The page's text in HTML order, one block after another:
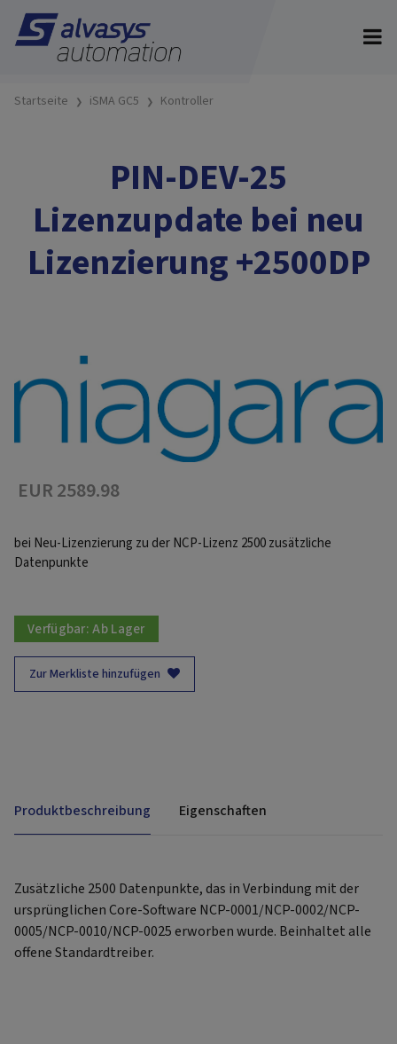
Startseite iSMA GC5 Kontroller
PIN-DEV-25
Lizenzupdate bei neu
Lizenzierung +2500DP
EUR 2589.98
bei Neu-Lizenzierung zu der NCP-Lizenz 2500 zusätzliche
Datenpunkte
Verfügbar:Ab Lager
Zur Merkliste hinzufügen
Produktbeschreibung Eigenschaften
Zusätzliche 2500 Datenpunkte, das in Verbindung mit der
ursprünglichen Core-Software NCP-0001/NCP-0002/NCP-
0005/NCP-0010/NCP-0025 erworben wurde. Beinhaltet alle
offene Standardtreiber.